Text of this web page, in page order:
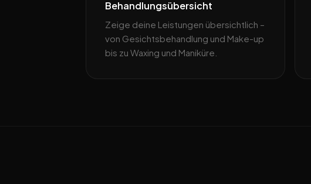
Behandlungsübersicht
Zeige deine Leistungen übersichtlich –
von Gesichtsbehandlung und Make-up
bis zu Waxing und Maniküre.